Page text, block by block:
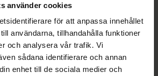
använder cookies
för att anpassa innehållet
användarna, tillhandahålla funktioner
och analysera vår trafik. Vi
sådana identifierare och annan
enhet till de sociala medier och